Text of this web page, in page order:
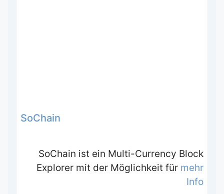
SoChain
SoChain ist ein Multi-Currency Block
Explorer mit der Möglichkeit für mehr
Info